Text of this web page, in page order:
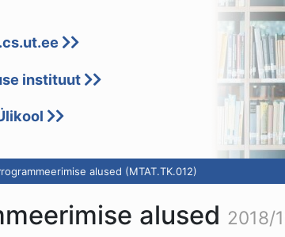
instituut
alused (MTAT.TK.012)
alused 2018/